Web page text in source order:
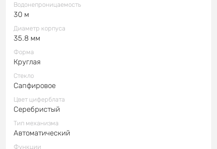
Водонепроницаемость
30 м
Диаметр корпуса
35.8 мм
Форма
Круглая
Стекло
Сапфировое
Цвет циферблата
Серебристый
Тип механизма
Автоматический
Функции